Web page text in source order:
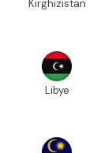
Kirghizistan
Libye